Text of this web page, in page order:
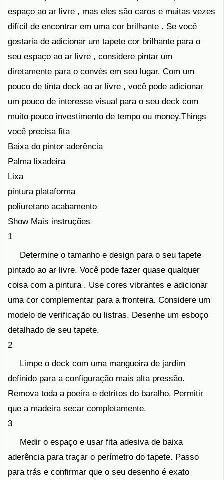
espaço ao ar livre , mas eles são caros e muitas vezes
difícil de encontrar em uma cor brilhante . Se você
gostaria de adicionar um tapete cor brilhante para o
seu espaço ao ar livre , considere pintar um
diretamente para o convés em seu lugar. Com um
pouco de tinta deck ao ar livre , você pode adicionar
um pouco de interesse visual para o seu deck com
muito pouco investimento de tempo ou money.Things
você precisa fita
Baixa do pintor aderência
Palma lixadeira
Lixa
pintura plataforma
poliuretano acabamento
Show Mais instruções
1
Determine o tamanho e design para o seu tapete
pintado ao ar livre. Você pode fazer quase qualquer
coisa com a pintura . Use cores vibrantes e adicionar
uma cor complementar para a fronteira. Considere um
modelo de verificação ou listras. Desenhe um esboço
detalhado de seu tapete.
2
Limpe o deck com uma mangueira de jardim
definido para a configuração mais alta pressão.
Remova toda a poeira e detritos do baralho. Permitir
que a madeira secar completamente.
3
Medir o espaço e usar fita adesiva de baixa
aderência para traçar o perímetro do tapete. Passo
para trás e confirmar que o seu desenho é exato